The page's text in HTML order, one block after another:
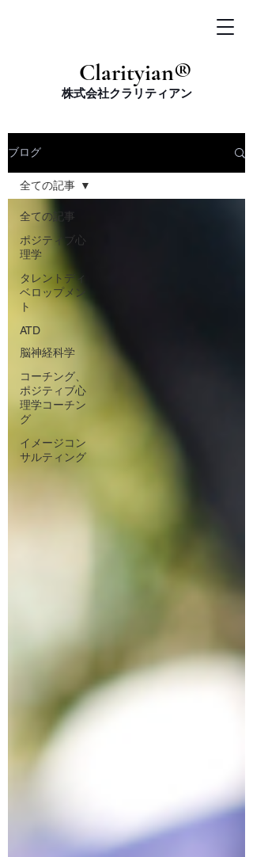
​Clarityian®
株式会社クラリティアン
ブログ
全ての記事
ポジティブ心
理学
タレントディ
ベロップメン
ト
ATD
脳神経科学
コーチング、
ポジティブ心
理学コーチン
グ
イメージコン
サルティング
全ての記事